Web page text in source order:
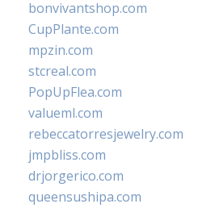
bonvivantshop.com
CupPlante.com
mpzin.com
stcreal.com
PopUpFlea.com
valueml.com
rebeccatorresjewelry.com
jmpbliss.com
drjorgerico.com
queensushipa.com